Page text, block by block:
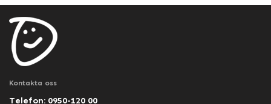
Kontakta oss
Telefon: 0950-120 00